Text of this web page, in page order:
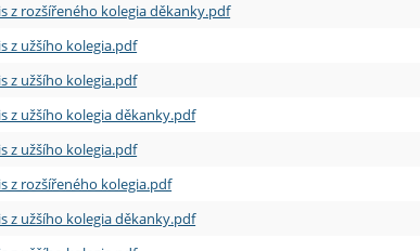
z rozšířeného kolegia děkanky.pdf
z užšího kolegia.pdf
z užšího kolegia.pdf
z užšího kolegia děkanky.pdf
z užšího kolegia.pdf
z rozšířeného kolegia.pdf
z užšího kolegia děkanky.pdf